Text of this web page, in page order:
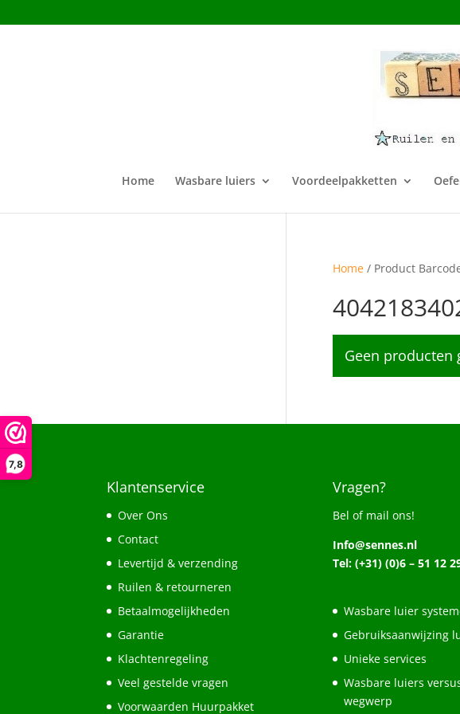
7,8
Home Wasbare luiers Voordeelpakketten
Home/ Product
Geen producten
Klantenservice
Over Ons
Contact
Levertijd & verzending
Ruilen & retourneren
Betaalmogelijkheden
Garantie
Klachtenregeling
Veel gestelde vragen
Voorwaarden Huurpakket
Vragen?
Bel of mail ons!
Info@sennes.nl
Tel: (+31) (0)6 – 51 12
Wasbare luier
Gebruiksaanwijzing
Unieke services
Wasbare luiers
wegwerp